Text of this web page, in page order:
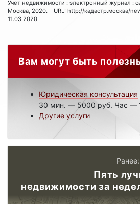
Учет недвижимости : электронный журнал :
Москва, 2020. – URL: http://кадастр.москва/
11.03.2020
Вам могут быть
Юридическая консультация
30 мин. — 5000 руб. Час —
Другие услуги
Пять
недвижимости за